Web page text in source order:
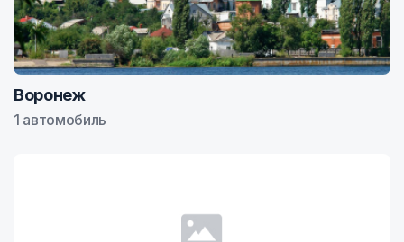
Воронеж
1 автомобиль